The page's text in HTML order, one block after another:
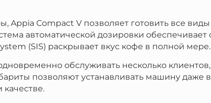
Appia Compact V позволяет готовить все
автоматической дозировки обеспечивает
(SIS) раскрывает вкус кофе в полной мере.
обслуживать несколько
позволяют устанавливать машину даже
качестве.